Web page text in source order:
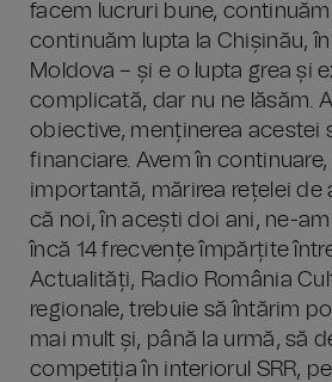
facem lucruri bune,
continuăm lupta la Chișinău,
Moldova – și e o lupta grea și
complicată, dar nu ne lăsăm.
obiective, menținerea acestei
financiare. Avem în
importantă, mărirea rețelei de
că noi, în acești doi ani, ne-
încă 14 frecvențe împărțite
Actualități, Radio România
regionale, trebuie să întărim
mai mult și, până la urmă, să
competiția în interiorul SRR,